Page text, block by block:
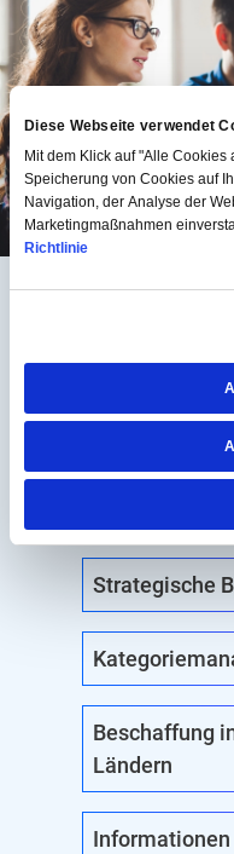
Diese Webseite verwendet
Mit dem Klick auf "Alle
Speicherung von Cookies auf
Navigation, der Analyse der
Marketingmaßnahmen
Richtlinie
Von der
Strategische
Beschaffung
Ländern
Informationen